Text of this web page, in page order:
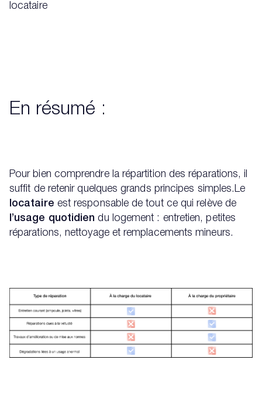
locataire
En résumé :
Pour bien comprendre la répartition des réparations, il
suffit de retenir quelques grands principes simples.Le
locataire est responsable de tout ce qui relève de
l’usage quotidien du logement : entretien, petites
réparations, nettoyage et remplacements mineurs.